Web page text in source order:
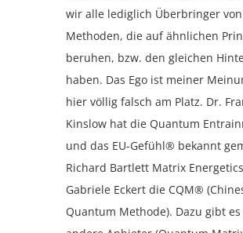
wir alle lediglich Überbringer von
Methoden, die auf ähnlichen
beruhen, bzw. den gleichen
haben. Das Ego ist meiner
hier völlig falsch am Platz. Dr.
Kinslow hat die Quantum
und das EU-Gefühl® bekannt
Richard Bartlett Matrix
Gabriele Eckert die CQM®
Quantum Methode). Dazu gibt